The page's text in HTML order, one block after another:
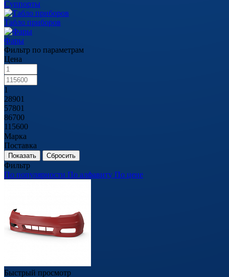
Суппорты
Табло приборов
Фары
Фильтр по параметрам
Цена
1
28901
57801
86700
115600
Марка
Поставка
Сбросить
Фильтр
По популярности По алфавиту По цене
Быстрый просмотр